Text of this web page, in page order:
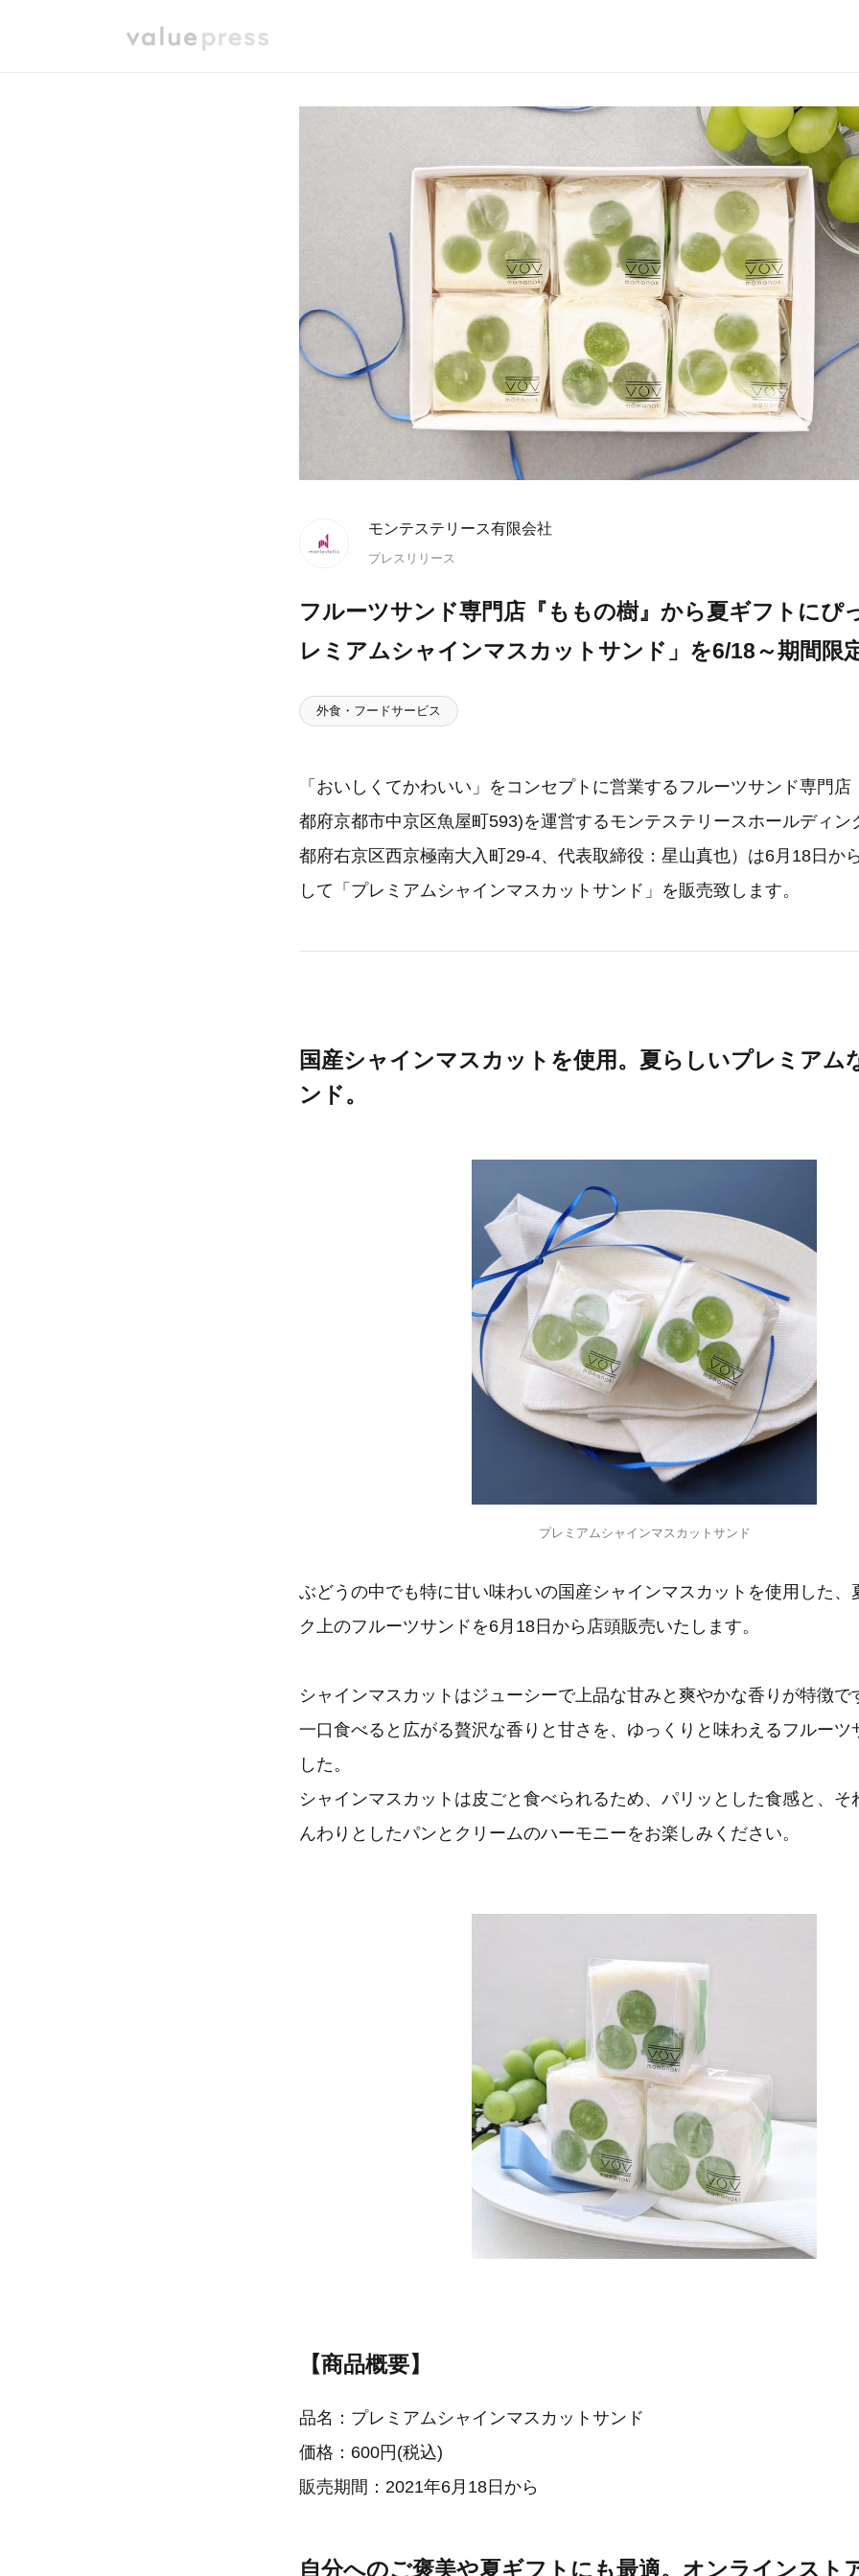
モンテステリース有限会社
プレスリリース
フルーツサンド専門店『ももの樹』から夏ギフトにぴ
レミアムシャインマスカットサンド」を6/18～期間限
外食・フードサービス
「おいしくてかわいい」をコンセプトに営業するフルーツサンド専門
都府京都市中京区魚屋町593)を運営するモンテステリースホールディン
都府右京区西京極南大入町29-4、代表取締役：星山真也）は6月18日か
して「プレミアムシャインマスカットサンド」を販売致します。
国産シャインマスカットを使用。夏らしいプレミアム
ンド。
プレミアムシャインマスカットサンド
ぶどうの中でも特に甘い味わいの国産シャインマスカットを使用した、
ク上のフルーツサンドを6月18日から店頭販売いたします。
シャインマスカットはジューシーで上品な甘みと爽やかな香りが特徴で
一口食べると広がる贅沢な香りと甘さを、ゆっくりと味わえるフルーツ
した。
シャインマスカットは皮ごと食べられるため、パリッとした食感と、そ
んわりとしたパンとクリームのハーモニーをお楽しみください。
​​【商品概要】
品名：プレミアムシャインマスカットサンド
価格：600円(税込)
販売期間：2021年6月18日から
自分へのご褒美や夏ギフトにも最適。オンラインスト